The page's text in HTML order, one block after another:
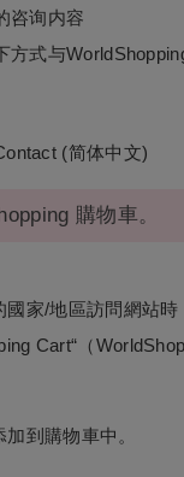
咨询内容
式与
(简体中文)
購物車。
國家/地區訪問網站時
Cart“（
到購物車中。